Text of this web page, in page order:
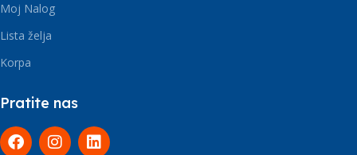
Moj Nalog
Lista želja
Korpa
Pratite nas